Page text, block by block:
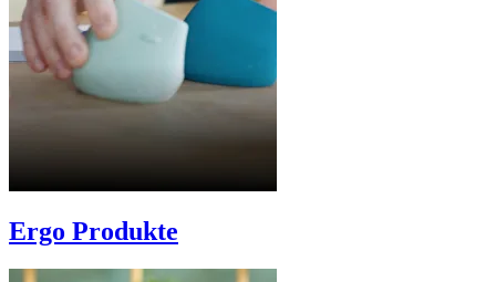
Ergo Produkte